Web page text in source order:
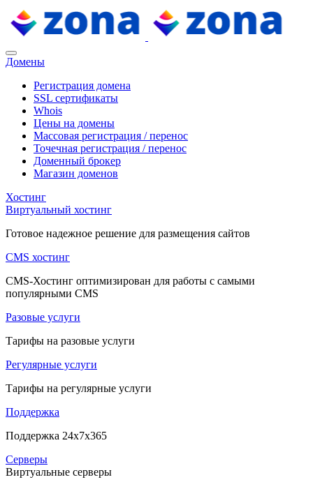
Домены
Регистрация домена
SSL сертификаты
Whois
Цены на домены
Массовая регистрация / перенос
Точечная регистрация / перенос
Доменный брокер
Магазин доменов
Хостинг
Виртуальный хостинг
Готовое надежное решение для размещения сайтов
CMS хостинг
CMS-Хостинг оптимизирован для работы с самыми
популярными CMS
Разовые услуги
Тарифы на разовые услуги
Регулярные услуги
Тарифы на регулярные услуги
Поддержка
Поддержка 24x7x365
Серверы
Виртуальные серверы